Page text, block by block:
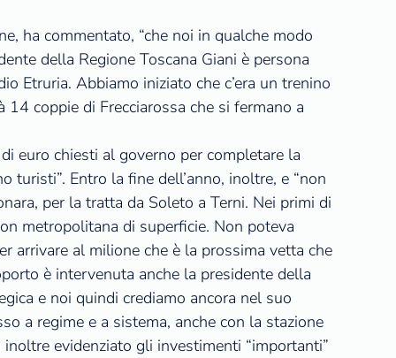
ha commentato, “che noi in qualche modo
della Regione Toscana Giani è persona
Etruria. Abbiamo iniziato che c’era un trenino
coppie di Frecciarossa che si fermano a
euro chiesti al governo per completare la
Entro la fine dell’anno, inoltre, e “non
per la tratta da Soleto a Terni. Nei primi di
metropolitana di superficie. Non poteva
arrivare al milione che è la prossima vetta che
è intervenuta anche la presidente della
e noi quindi crediamo ancora nel suo
a regime e a sistema, anche con la stazione
evidenziato gli investimenti “importanti”